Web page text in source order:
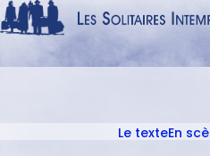
au
Navigation
Le texteEn